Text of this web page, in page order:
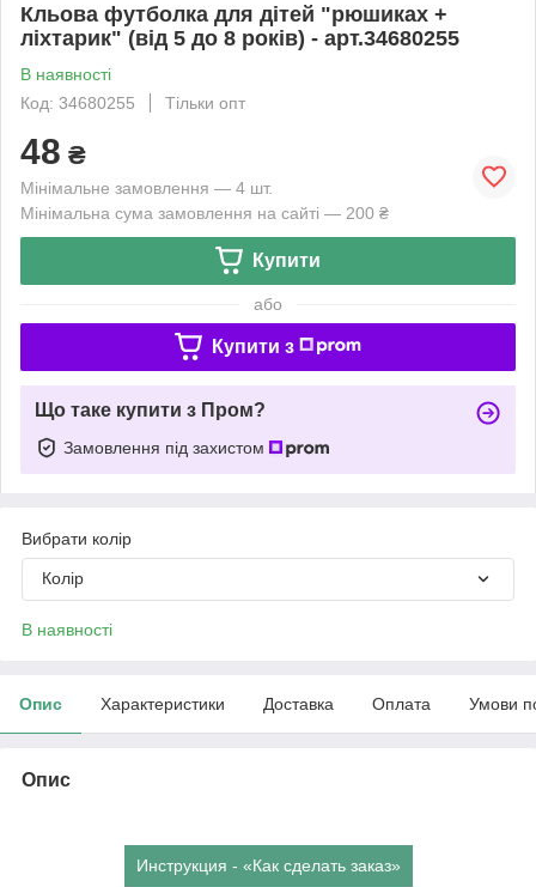
Кльова футболка для дітей "рюшиках +
ліхтарик" (від 5 до 8 років) - арт.34680255
В наявності
Код: 34680255
Тільки опт
48 ₴
Мінімальне замовлення — 4 шт.
Мінімальна сума замовлення на сайті — 200 ₴
Купити
або
Купити з
Що таке купити з Пром?
Замовлення під захистом
Вибрати колір
Колір
В наявності
Опис Характеристики Доставка Оплата Умови
Опис
Инструкция - «Как сделать заказ»